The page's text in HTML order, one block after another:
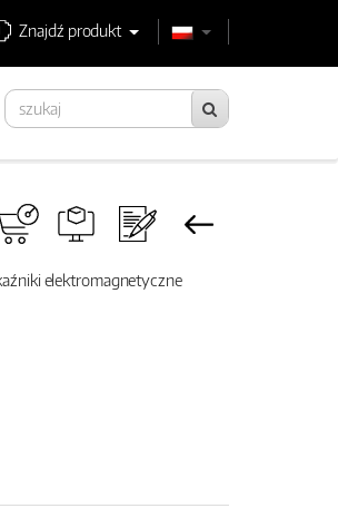
Znajdź produkt
elektromagnetyczne